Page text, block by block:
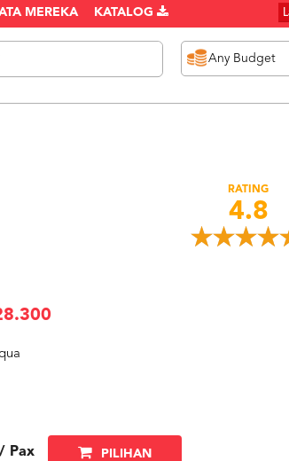
MEREKA KATALOG
RATING
4.8
/ Pax PILIHAN